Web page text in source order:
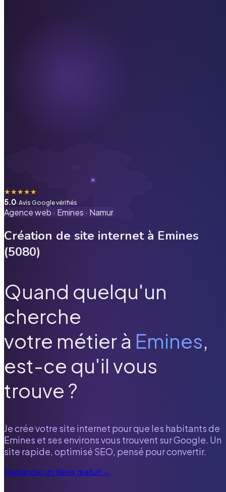
★★★★★
5.0· Avis Google vérifiés
Agence web · Emines · Namur
Création de site internet à Emines
(5080)
Quand quelqu'un
cherche
votre métier à Emines,
est-ce qu'il vous
trouve ?
Je crée votre site internet pour que les habitants de
Emines et ses environs vous trouvent sur Google. Un
site rapide, optimisé SEO, pensé pour convertir.
Demander un devis gratuit→